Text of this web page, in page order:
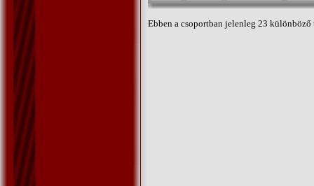
Ebben a csoportban jelenleg 23